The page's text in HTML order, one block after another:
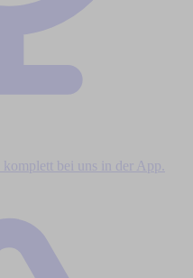
bei uns in der App.